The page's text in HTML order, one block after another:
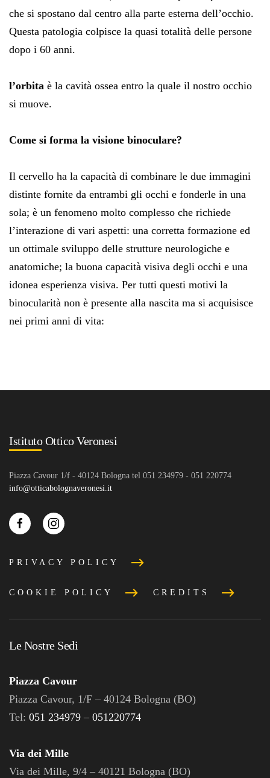
che si spostano dal centro alla parte esterna dell’occhio.
Questa patologia colpisce la quasi totalità delle persone
dopo i 60 anni.
l’orbita è la cavità ossea entro la quale il nostro occhio
si muove.
Come si forma la visione binoculare?
Il cervello ha la capacità di combinare le due immagini
distinte fornite da entrambi gli occhi e fonderle in una
sola; è un fenomeno molto complesso che richiede
l’interazione di vari aspetti: una corretta formazione ed
un ottimale sviluppo delle strutture neurologiche e
anatomiche; la buona capacità visiva degli occhi e una
idonea esperienza visiva. Per tutti questi motivi la
binocularità non è presente alla nascita ma si acquisisce
nei primi anni di vita:
Istituto Ottico Veronesi
Piazza Cavour 1/f - 40124 Bologna tel 051 234979 - 051 220774
info@otticabolognaveronesi.it
PRIVACY POLICY
COOKIE POLICY CREDITS
Le Nostre Sedi
Piazza Cavour
Piazza Cavour, 1/F – 40124 Bologna (BO)
Tel: 051 234979 – 051220774
Via dei Mille
Via dei Mille, 9/4 – 40121 Bologna (BO)